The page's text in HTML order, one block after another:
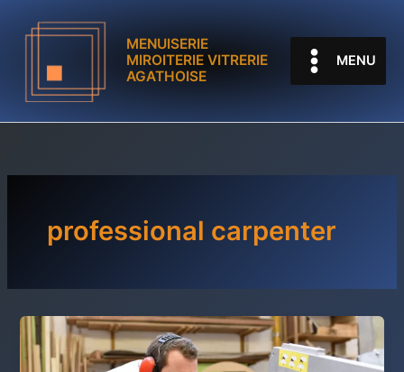
MENUISERIE
MIROITERIE VITRERIE
AGATHOISE
MENU
professional carpenter